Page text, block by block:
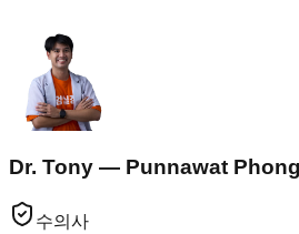
Dr. Tony — Punnawat
수의사